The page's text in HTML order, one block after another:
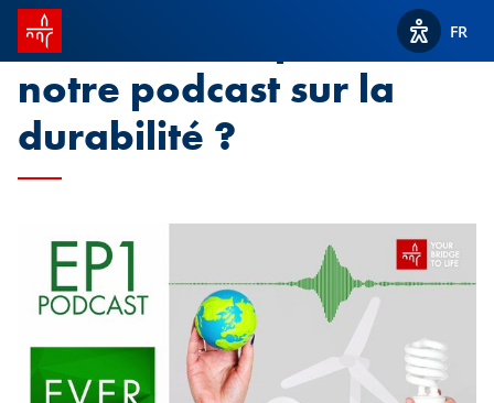
Accueil SPUERKEESS
Afficher
FR
Avez-vous déjà écouté
notre podcast sur la
durabilité ?